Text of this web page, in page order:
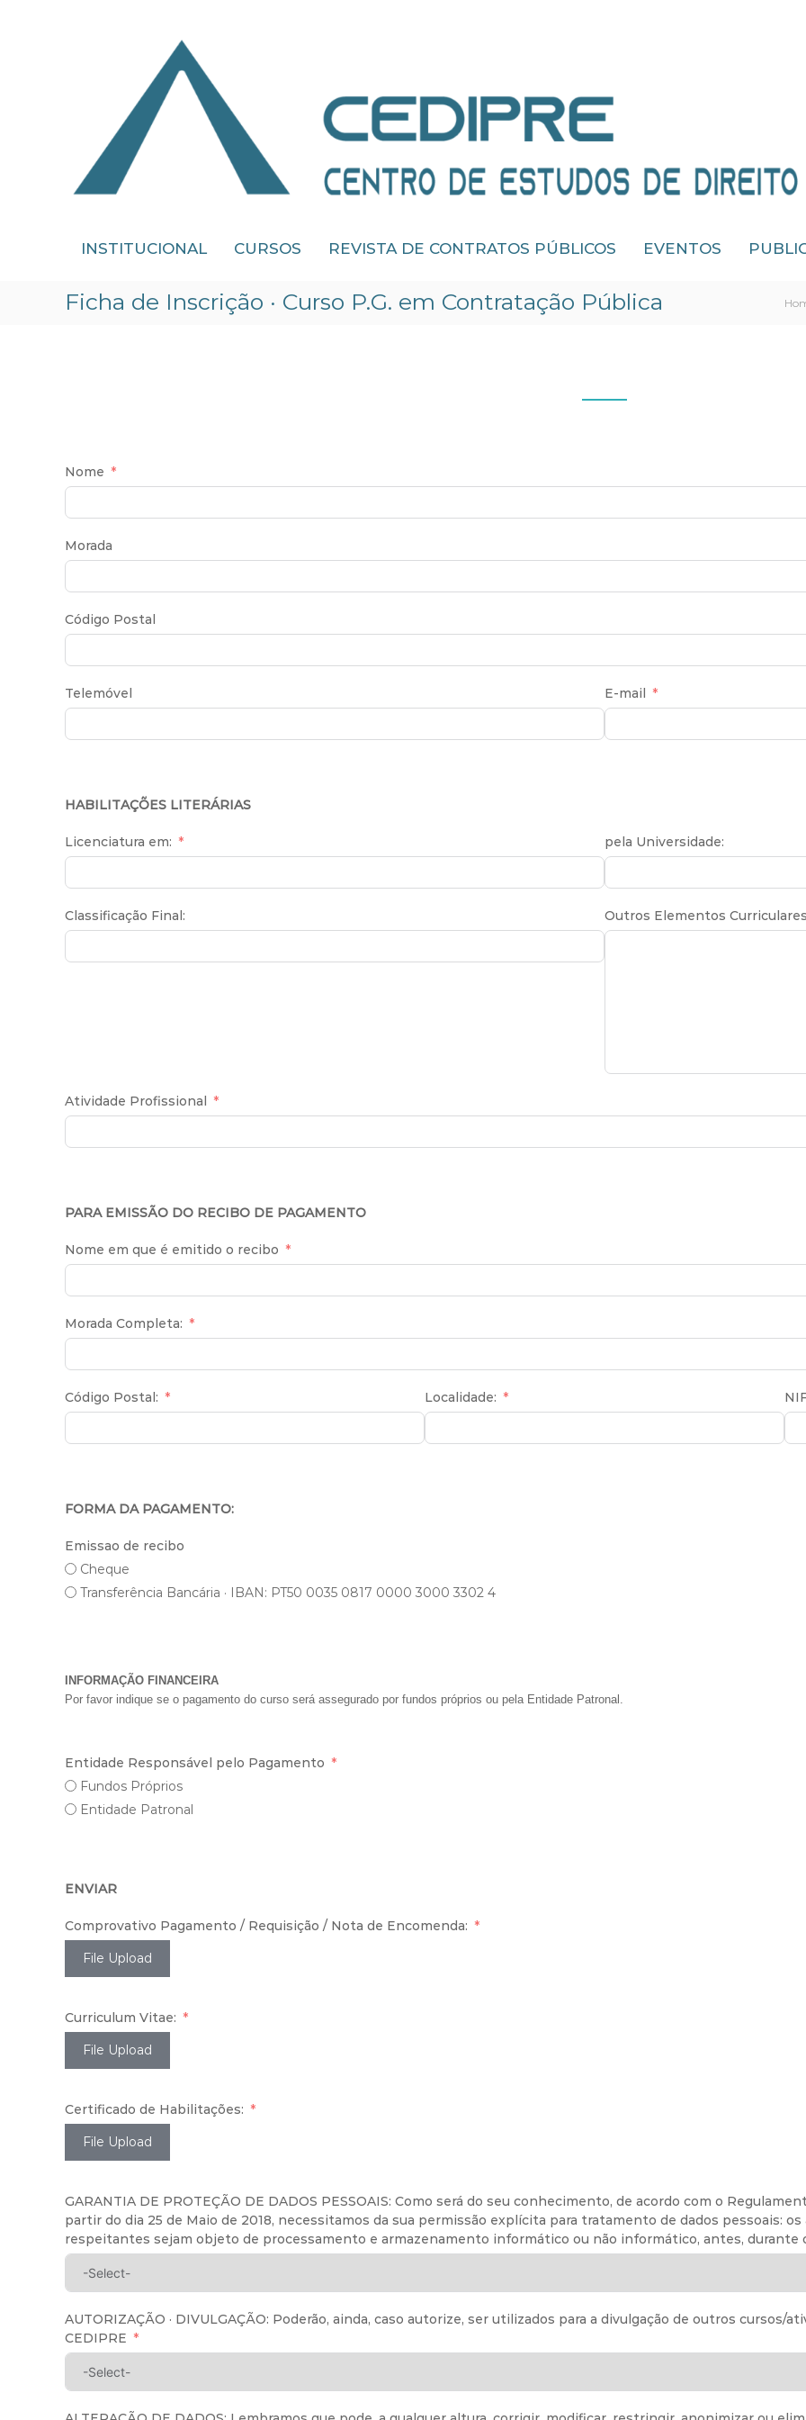
CEDIPRE
Centro
Estudos
de
INSTITUCIONAL CURSOS REVISTA DE CONTRATOS PÚBLICOS EVENTOS
Ficha de Inscrição · Curso P.G. em Contratação Pública
Nome
Morada
Código Postal
Telemóvel E-mail
HABILITAÇÕES LITERÁRIAS
Licenciatura em: pela Universidade:
Classificação Final: Outros Elementos
Atividade Profissional
PARA EMISSÃO DO RECIBO DE PAGAMENTO
Nome em que é emitido o recibo
Morada Completa:
Código Postal: Localidade:
FORMA DA PAGAMENTO:
Emissao de recibo
Cheque
Transferência Bancária · IBAN: PT50 0035 0817 0000 3000 3302 4
INFORMAÇÃO FINANCEIRA
Por favor indique se o pagamento do curso será assegurado por fundos próprios ou pela Entidade Patronal.
Entidade Responsável pelo Pagamento
Fundos Próprios
Entidade Patronal
ENVIAR
Comprovativo Pagamento / Requisição / Nota de Encomenda:
File Upload
Curriculum Vitae:
File Upload
Certificado de Habilitações:
File Upload
GARANTIA DE PROTEÇÃO DE DADOS PESSOAIS: Como será do seu conhecimento, de acordo com o
partir do dia 25 de Maio de 2018, necessitamos da sua permissão explícita para tratamento de dados pessoais:
respeitantes sejam objeto de processamento e armazenamento informático ou não informático, antes, durante
AUTORIZAÇÃO · DIVULGAÇÃO: Poderão, ainda, caso autorize, ser utilizados para a divulgação de outros cursos/
CEDIPRE